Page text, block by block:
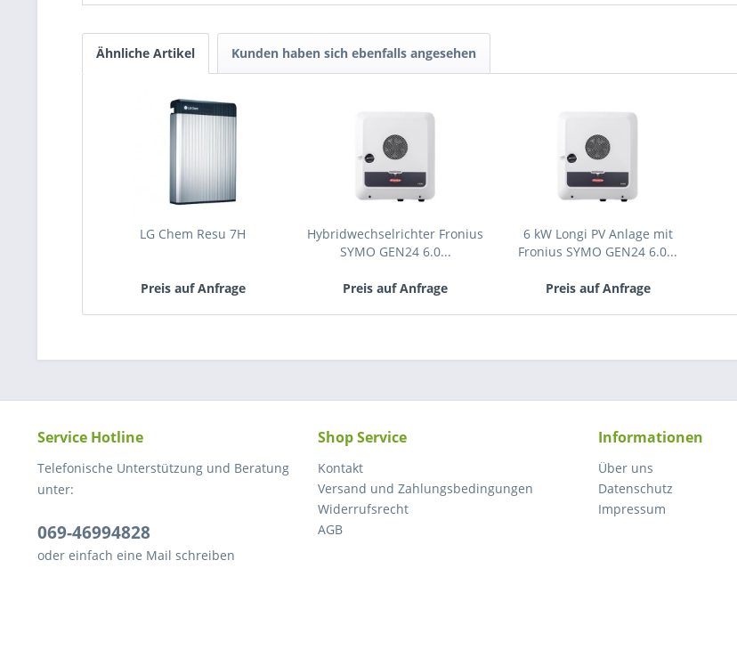
Ähnliche Artikel Kunden haben sich ebenfalls angesehen
LG Chem Resu 7H
Preis auf Anfrage
Hybridwechselrichter Fronius
SYMO GEN24 6.0...
Preis auf Anfrage
6 kW Longi PV Anlage mit
Fronius SYMO GEN24 6.0...
Preis auf Anfrage
Service Hotline
Telefonische Unterstützung und Beratung
unter:
069-46994828
oder einfach eine Mail schreiben
Shop Service
Kontakt
Versand und Zahlungsbedingungen
Widerrufsrecht
AGB
Informationen
Über uns
Datenschutz
Impressum